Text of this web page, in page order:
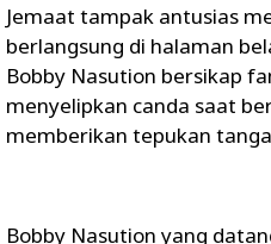
Jemaat tampak antusias
berlangsung di halaman
Bobby Nasution bersikap
menyelipkan canda saat
memberikan tepukan
Bobby Nasution yang